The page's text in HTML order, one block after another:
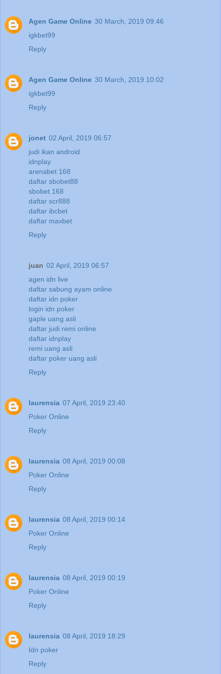
Agen Game Online 30 March, 2019 09:46
igkbet99
Reply
Agen Game Online 30 March, 2019 10:02
igkbet99
Reply
jonet 02 April, 2019 06:57
judi ikan android
idnplay
arenabet 168
daftar sbobet88
sbobet 168
daftar scr888
daftar ibcbet
daftar maxbet
Reply
juan 02 April, 2019 06:57
agen idn live
daftar sabung ayam online
daftar idn poker
login idn poker
gaple uang asli
daftar judi remi online
daftar idnplay
remi uang asli
daftar poker uang asli
Reply
laurensia 07 April, 2019 23:40
Poker Online
Reply
laurensia 08 April, 2019 00:08
Poker Online
Reply
laurensia 08 April, 2019 00:14
Poker Online
Reply
laurensia 08 April, 2019 00:19
Poker Online
Reply
laurensia 08 April, 2019 18:29
Idn poker
Reply